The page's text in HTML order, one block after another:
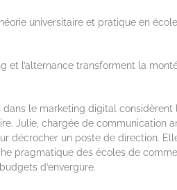
universitaire et pratique en
et l’alternance transforment la
le marketing digital
Julie, chargée de communication
décrocher un poste de direction.
pragmatique des écoles de
d’envergure.